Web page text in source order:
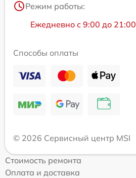
Режим работы:
Ежедневно с 9:00 до 21:00
Способы оплаты
© 2026 Сервисный центр MSI
Стоимость ремонта
Оплата и доставка